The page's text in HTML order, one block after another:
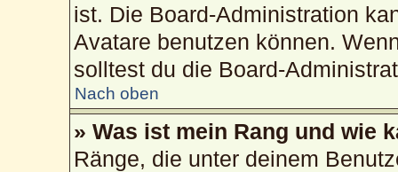
ist. Die Board-Administration
Avatare benutzen können.
solltest du die Board-
Nach oben
» Was ist mein Rang und wie
Ränge, die unter deinem